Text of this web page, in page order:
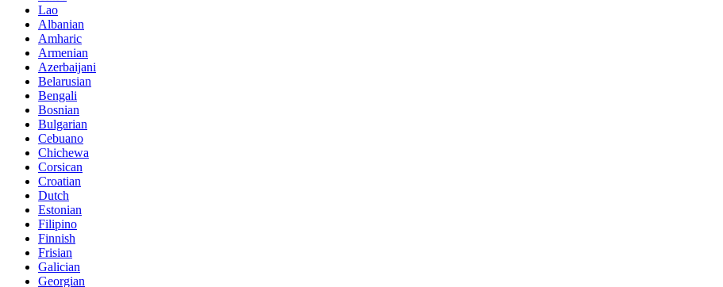
Lao
Albanian
Amharic
Armenian
Azerbaijani
Belarusian
Bengali
Bosnian
Bulgarian
Cebuano
Chichewa
Corsican
Croatian
Dutch
Estonian
Filipino
Finnish
Frisian
Galician
Georgian